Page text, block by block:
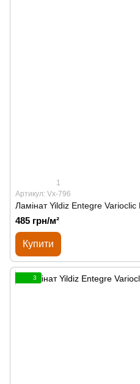
1
Артикул: Vx-796
Ламінат Yildiz Entegre
485 грн/м²
Купити
3